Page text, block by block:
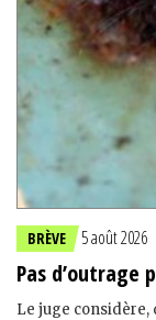
BRÈVE 5 août 2026
Pas d’outrage
Le juge considère,